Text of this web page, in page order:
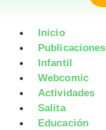
Inicio
Publicaciones
Infantil
Webcomic
Actividades
Salita
Educación